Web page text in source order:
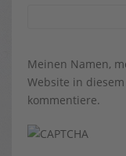
Meinen Namen,
Website in
kommentiere.